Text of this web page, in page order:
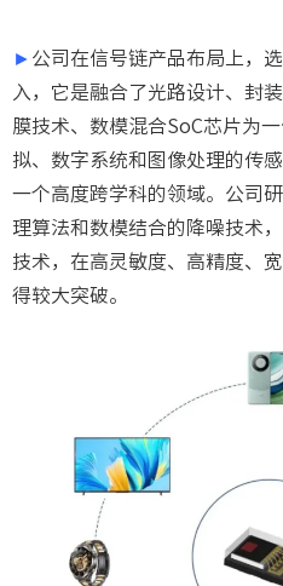
► 公司在信号链产品布局上，
入，它是融合了光路设计、封
膜技术、数模混合SoC芯片为
拟、数字系统和图像处理的传
一个高度跨学科的领域。公司
理算法和数模结合的降噪技术
技术，在高灵敏度、高精度、
得较大突破。